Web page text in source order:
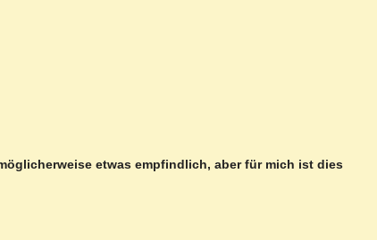
etwas empfindlich, aber für mich ist dies